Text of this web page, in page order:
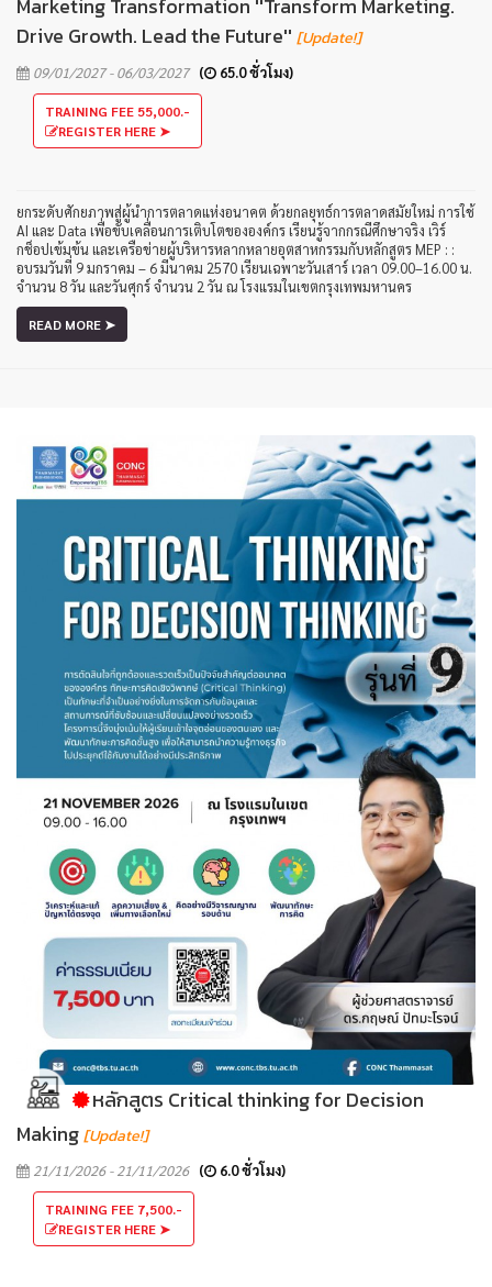
Marketing Transformation ''Transform Marketing.
Drive Growth. Lead the Future'' [Update!]
09/01/2027 - 06/03/2027 ( 65.0 ชั่วโมง)
TRAINING FEE 55,000.-
REGISTER HERE ➤
ยกระดับศักยภาพสู่ผู้นำการตลาดแห่งอนาคต ด้วยกลยุทธ์การตลาดสมัยใหม่ การใช้
AI และ Data เพื่อขับเคลื่อนการเติบโตขององค์กร เรียนรู้จากกรณีศึกษาจริง เวิร์
กช็อปเข้มข้น และเครือข่ายผู้บริหารหลากหลายอุตสาหกรรมกับหลักสูตร MEP : :
อบรมวันที่ 9 มกราคม – 6 มีนาคม 2570 เรียนเฉพาะวันเสาร์ เวลา 09.00–16.00 น.
จำนวน 8 วัน และวันศุกร์ จำนวน 2 วัน ณ โรงแรมในเขตกรุงเทพมหานคร
READ MORE ➤
หลักสูตร Critical thinking for Decision
Making[Update!]
21/11/2026 - 21/11/2026 ( 6.0 ชั่วโมง)
TRAINING FEE 7,500.-
REGISTER HERE ➤